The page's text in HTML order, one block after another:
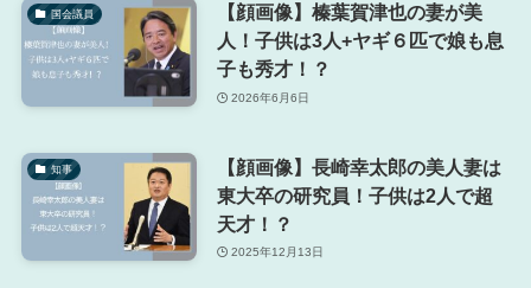
国会議員
【顔画像】榛葉賀津也の妻が美
人！子供は3人+ヤギ６匹で娘も息
子も秀才！？
2026年6月6日
知事
【顔画像】長崎幸太郎の美人妻は
東大卒の研究員！子供は2人で超
天才！？
2025年12月13日